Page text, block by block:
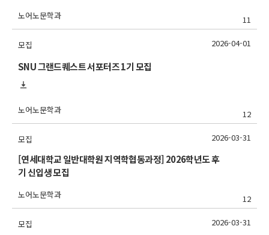
노어노문학과 11
모집
SNU 그랜드퀘스트 서포터즈 1기 모집
노어노문학과 12
2026-04-01
모집
[연세대학교 일반대학원 지역학협동과정] 2026학년도 후
기 신입생 모집
노어노문학과 12
2026-03-31
모집 2026-03-31